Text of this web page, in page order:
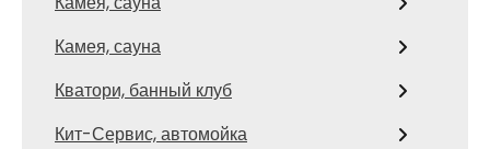
Камея, сауна
Кватори, банный клуб
Кит-Сервис, автомойка